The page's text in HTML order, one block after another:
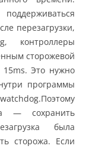
перезагрузки,
контроллеры
сторожевой
Это нужно
программы
— сохранить
была
сторожа. Если